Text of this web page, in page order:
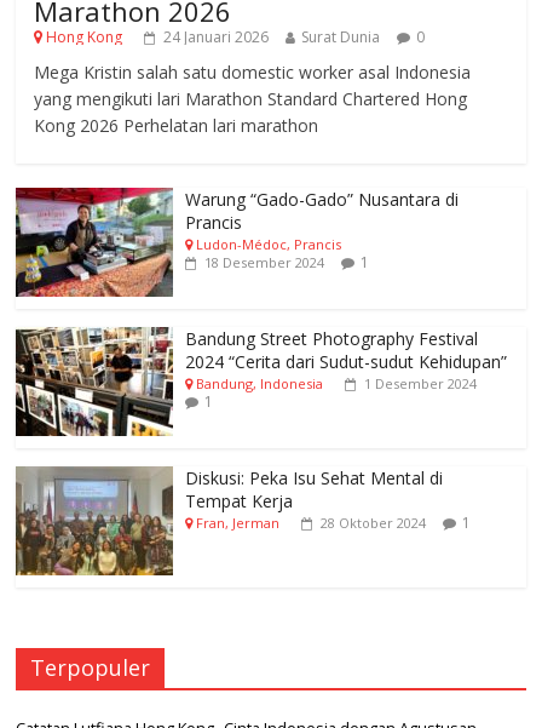
Marathon 2026
Hong Kong 24 Januari 2026 Surat Dunia 0
Mega Kristin salah satu domestic worker asal Indonesia
yang mengikuti lari Marathon Standard Chartered Hong
Kong 2026 Perhelatan lari marathon
Warung “Gado-Gado” Nusantara di
Prancis
Ludon-Médoc, Prancis
18 Desember 2024
1
Bandung Street Photography Festival
2024 “Cerita dari Sudut-sudut Kehidupan”
Bandung, Indonesia 1 Desember 2024
1
Diskusi: Peka Isu Sehat Mental di
Tempat Kerja
Fran, Jerman 28 Oktober 2024 1
Terpopuler